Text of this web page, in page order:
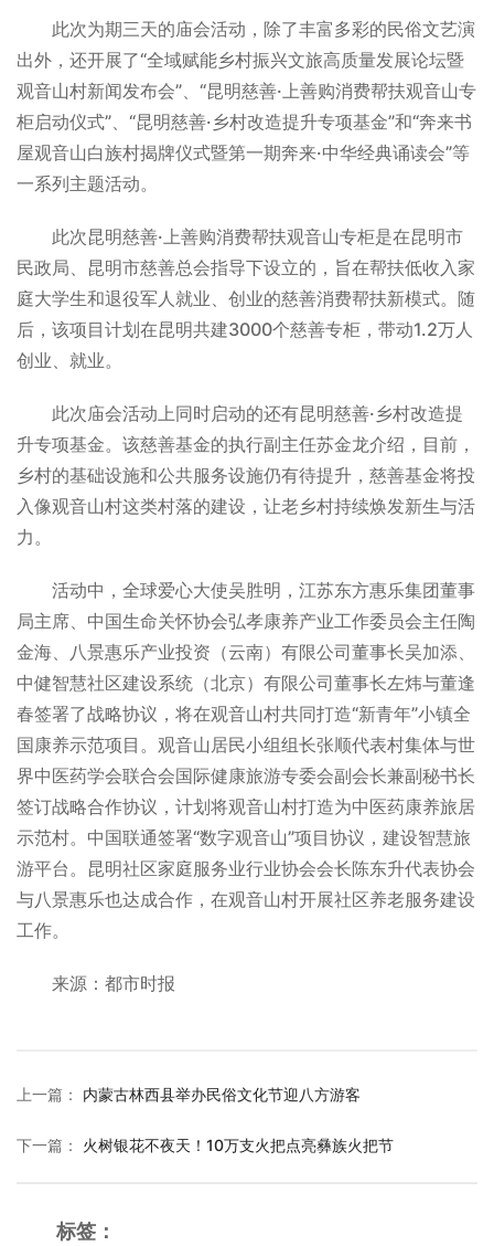
此次为期三天的庙会活动，除了丰富多彩的民俗文艺演
出外，还开展了“全域赋能乡村振兴文旅高质量发展论坛暨
观音山村新闻发布会”、“昆明慈善·上善购消费帮扶观音山专
柜启动仪式”、“昆明慈善·乡村改造提升专项基金”和“奔来书
屋观音山白族村揭牌仪式暨第一期奔来·中华经典诵读会”等
一系列主题活动。
此次昆明慈善·上善购消费帮扶观音山专柜是在昆明市
民政局、昆明市慈善总会指导下设立的，旨在帮扶低收入家
庭大学生和退役军人就业、创业的慈善消费帮扶新模式。随
后，该项目计划在昆明共建3000个慈善专柜，带动1.2万人
创业、就业。
此次庙会活动上同时启动的还有昆明慈善·乡村改造提
升专项基金。该慈善基金的执行副主任苏金龙介绍，目前，
乡村的基础设施和公共服务设施仍有待提升，慈善基金将投
入像观音山村这类村落的建设，让老乡村持续焕发新生与活
力。
活动中，全球爱心大使吴胜明，江苏东方惠乐集团董事
局主席、中国生命关怀协会弘孝康养产业工作委员会主任陶
金海、八景惠乐产业投资（云南）有限公司董事长吴加添、
中健智慧社区建设系统（北京）有限公司董事长左炜与董逢
春签署了战略协议，将在观音山村共同打造“新青年”小镇全
国康养示范项目。观音山居民小组组长张顺代表村集体与世
界中医药学会联合会国际健康旅游专委会副会长兼副秘书长
签订战略合作协议，计划将观音山村打造为中医药康养旅居
示范村。中国联通签署“数字观音山”项目协议，建设智慧旅
游平台。昆明社区家庭服务业行业协会会长陈东升代表协会
与八景惠乐也达成合作，在观音山村开展社区养老服务建设
工作。
来源：都市时报
上一篇 ： 内蒙古林西县举办民俗文化节迎八方游客
下一篇 ： 火树银花不夜天！10万支火把点亮彝族火把节
标签：